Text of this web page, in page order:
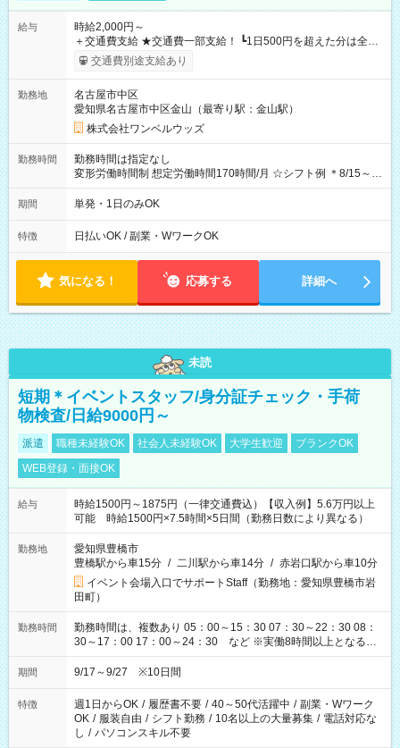
給与
時給2,000円～
＋交通費支給 ★交通費一部支給！ ┗1日500円を超えた分は全額
支給！ ※往復500円以内の方は自己負担となります ★日払い
OK！（規定あり） ┗働いたその日に現金GET♪ お仕事後はコン
期間なし
交通費別途支給あり
勤務地
名古屋市中区
愛知県名古屋市中区金山（最寄り駅：金山駅）
株式会社ワンベルウッズ
勤務時間
勤務時間は指定なし
変形労働時間制 想定労働時間170時間/月 ☆シフト例 ＊8/15～
10/26 全日共通 08：00～12：00 17：00～21：00 ＊8/31
～9/19のみ下記シフトもあります！ 12：00～16：00 ＊9/6～
00
期間 単発・1日のみOK
特徴 日払いOK / 副業・WワークOK
気になる！ 応募する 詳細へ
未読
短期＊イベントスタッフ/身分証チェック・手荷
物検査/日給9000円～
派遣 職種未経験OK 社会人未経験OK 大学生歓迎
ブランクOK
WEB登録・面接OK
給与
時給1500円～1875円（一律交通費込）【収入例】5.6万円以上
可能 時給1500円×7.5時間×5日間（勤務日数により異なる）
勤務地
愛知県豊橋市
豊橋駅から車15分 / 二川駅から車14分 / 赤岩口駅から車10分
イベント会場入口でサポートStaff（勤務地：愛知県豊橋市岩
田町）
勤務時間
勤務時間は、複数あり 05：00～15：30 07：30～22：30 08：
30～17：00 17：00～24：30 など ※実働8時間以上となる勤
務もあります。 【休憩】60分+他休憩あり 交替で取得します。
安全面に配慮しこまめな休憩があります。
期間 9/17～9/27 ※10日間
特徴 週1日からOK / 履歴書不要 / 40～50代活躍中 / 副業・Wワーク
OK / 服装自由 / シフト勤務 / 10名以上の大量募集 / 電話対応な
し / パソコンスキル不要